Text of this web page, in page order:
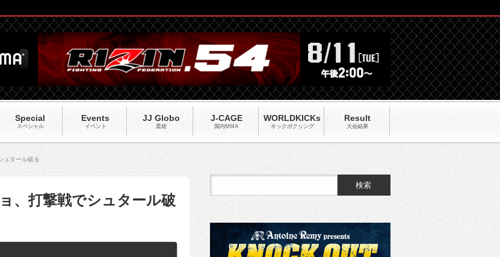
Special
スペシャル
Events
イベント
JJ Globo
柔術
J-CAGE
国内MMA
WORLDKICKs
キックポクシング
Result
大会結果
ュタール破る
、打撃戦でシュタール破